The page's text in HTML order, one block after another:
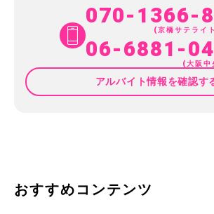
070-1366-
(京橋サテライ
06-6881-(大阪中
アルバイト情報を確認す
おすすめコンテンツ